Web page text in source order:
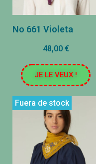
No 661 Violeta
48,00 €
JE LE VEUX !
Fuera de stock